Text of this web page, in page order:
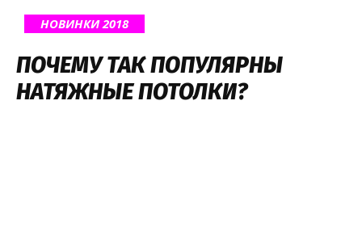
НОВИНКИ 2018
ПОЧЕМУ ТАК ПОПУЛЯРНЫ
НАТЯЖНЫЕ ПОТОЛКИ?